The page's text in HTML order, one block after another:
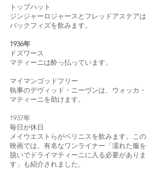
トップハット
ジンジャーロジャースとフレッドアステアは
バックフィズを飲みます。
1936年
ドズワース
マティーニは酔っ払っています。
マイマンゴッドフリー
執事のデヴィッド・ニーヴンは、ウォッカ・
マティーニを助けます。
1937年
毎日が休日
メイウエストらがベリニスを飲みます。この
映画では、有名なワンライナー「濡れた服を
脱いでドライマティーニに入る必要がありま
す」も紹介されました。